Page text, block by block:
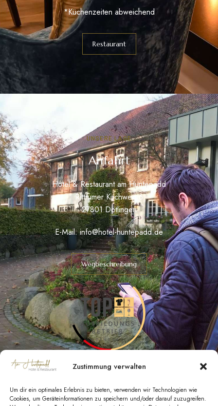
Zustimmung verwalten
Um dir ein optimales Erlebnis zu bieten, verwenden wir Technologien wie
Cookies, um Geräteinformationen zu speichern und/oder darauf zuzugreifen.
*Küchenzeiten abweichend
Restaurant
UNSERE LAGE
Anfahrt
Hotel & Restaurant am Huntepadd
Rittrumer Kirchweg 6
27801 Dötlingen
E-Mail:info@hotel-huntepadd.de
Wegbeschreibung